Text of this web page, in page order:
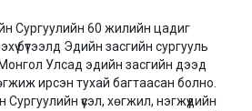
Сургуулийн 60 жилийн цадиг
бүтээлд Эдийн засгийн сургууль
Монгол Улсад эдийн засгийн дээд
ирсэн тухай багтаасан болно.
үүсэл, хөгжил, нэгжүүдийн